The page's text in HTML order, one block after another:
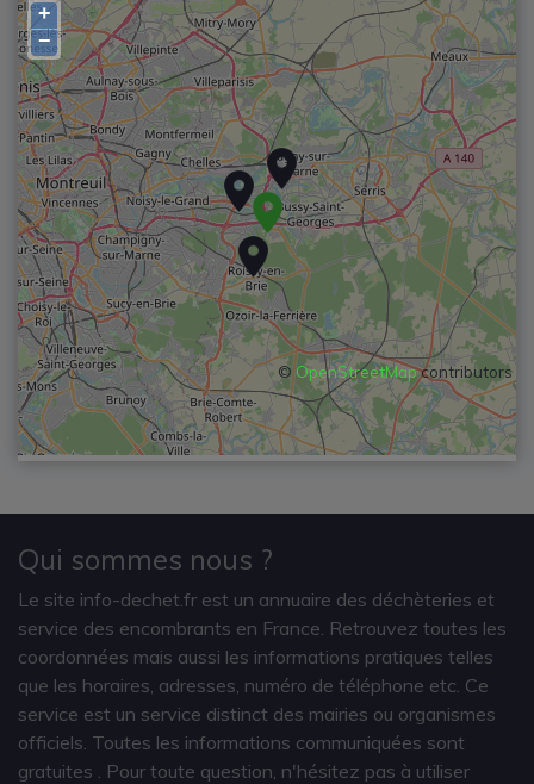
+
−
©OpenStreetMapcontributors
Qui sommes nous ?
Le site info-dechet.fr est un annuaire des déchèteries et
service des encombrants en France. Retrouvez toutes les
coordonnées mais aussi les informations pratiques telles
que les horaires, adresses, numéro de téléphone etc. Ce
service est un service distinct des mairies ou organismes
officiels. Toutes les informations communiquées sont
gratuites
. Pour toute question, n'hésitez pas à utiliser